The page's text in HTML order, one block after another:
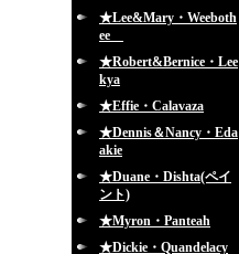
★Lee&Mary・Weeboth
ee
★Robert&Bernice・Lee
kya
★Effie・Calavaza
★Dennis＆Nancy・Eda
akie
★Duane・Dishta(ペイ
ント)
★Myron・Panteah
★Dickie・Quandelacy